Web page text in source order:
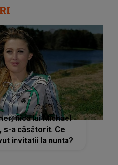
fiica lui Michael
s-a căsătorit. Ce
invitatii la nunta?